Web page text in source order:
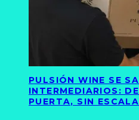
PULSIÓN WINE SE
INTERMEDIARIOS:
PUERTA, SIN